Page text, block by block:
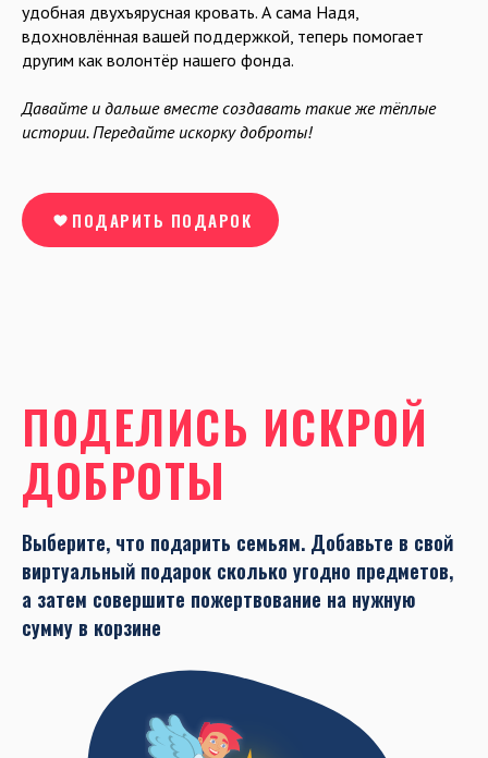
удобная двухъярусная кровать. А сама Надя,
вдохновлённая вашей поддержкой, теперь помогает
другим как волонтёр нашего фонда.
Давайте и дальше вместе создавать такие же тёплые
истории. Передайте искорку доброты!
ПОДАРИТЬ ПОДАРОК
ПОДЕЛИСЬ ИСКРОЙ
ДОБРОТЫ
Выберите, что подарить семьям. Добавьте в свой
виртуальный подарок сколько угодно предметов,
а затем совершите пожертвование на нужную
сумму в корзине